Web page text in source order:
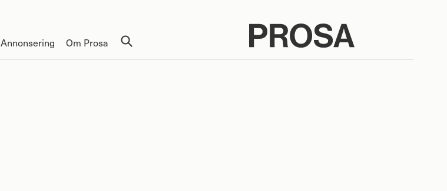
Annonsering Om Prosa